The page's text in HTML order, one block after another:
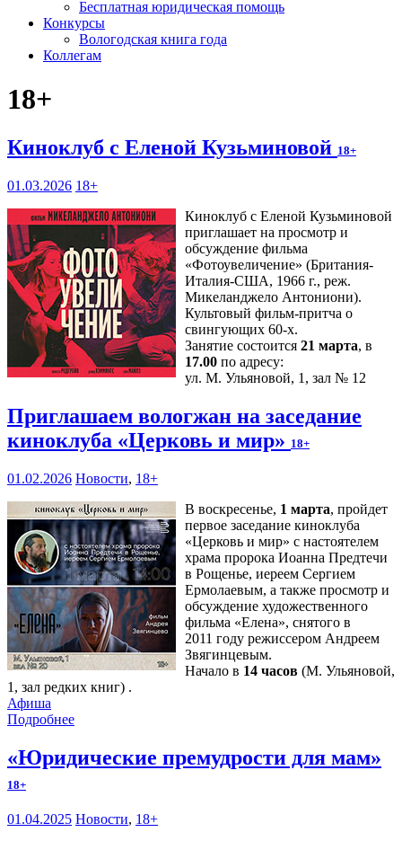
Бесплатная юридическая помощь
Конкурсы
Вологодская книга года
Коллегам
18+
Киноклуб с Еленой Кузьминовой 18+
01.03.2026 18+
Киноклуб с Еленой Кузьминовой
приглашает на просмотр и
обсуждение фильма
«Фотоувеличение» (Британия-
Италия-США, 1966 г., реж.
Микеланджело Антониони).
Культовый фильм-притча о
свингующих 60-х.
Занятие состоится 21 марта, в
17.00 по адресу:
ул. М. Ульяновой, 1, зал № 12
Приглашаем вологжан на заседание
киноклуба «Церковь и мир» 18+
01.02.2026 Новости, 18+
В воскресенье, 1 марта, пройдет
первое заседание киноклуба
«Церковь и мир» с настоятелем
храма пророка Иоанна Предтечи
в Рощенье, иереем Сергием
Ермолаевым, а также просмотр и
обсуждение художественного
фильма «Елена», снятого в
2011 году режиссером Андреем
Звягинцевым.
Начало в 14 часов (М. Ульяновой,
1, зал редких книг) .
Афиша
Подробнее
«Юридические премудрости для мам»
18+
01.04.2025 Новости, 18+